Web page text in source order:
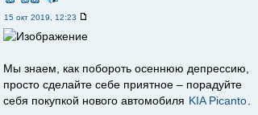
15 окт 2019, 12:23
Мы знаем, как побороть осеннюю депрессию,
просто сделайте себе приятное – порадуйте
себя покупкой нового автомобиля KIA Picanto